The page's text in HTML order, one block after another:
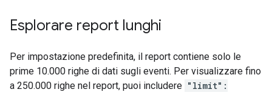
Esplorare report lunghi
Per impostazione predefinita, il report contiene solo le
prime 10.000 righe di dati sugli eventi. Per visualizzare fino
a 250.000 righe nel report, puoi includere "limit":